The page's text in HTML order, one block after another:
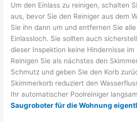
Um den Einlass zu reinigen, schalten
aus, bevor Sie den Reiniger aus dem
Sie ihn dann um und entfernen Sie
Einlassloch. Sie sollten auch
dieser Inspektion keine Hindernisse
Reinigen Sie als nächstes den
Schmutz und geben Sie den Korb
Skimmerkorb reduziert den
Ihr automatischer Poolreiniger
Saugroboter für die Wohnung